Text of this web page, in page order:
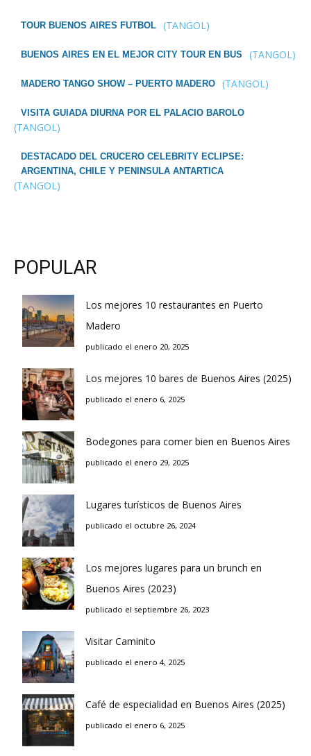
TOUR BUENOS AIRES FUTBOL (TANGOL)
BUENOS AIRES EN EL MEJOR CITY TOUR EN BUS (TANGOL)
MADERO TANGO SHOW – PUERTO MADERO (TANGOL)
VISITA GUIADA DIURNA POR EL PALACIO BAROLO
(TANGOL)
DESTACADO DEL CRUCERO CELEBRITY ECLIPSE:
ARGENTINA, CHILE Y PENINSULA ANTARTICA
(TANGOL)
POPULAR
Los mejores 10 restaurantes en Puerto
Madero
publicado el enero 20, 2025
Los mejores 10 bares de Buenos Aires (2025)
publicado el enero 6, 2025
Bodegones para comer bien en Buenos Aires
publicado el enero 29, 2025
Lugares turísticos de Buenos Aires
publicado el octubre 26, 2024
Los mejores lugares para un brunch en
Buenos Aires (2023)
publicado el septiembre 26, 2023
Visitar Caminito
publicado el enero 4, 2025
Café de especialidad en Buenos Aires (2025)
publicado el enero 6, 2025